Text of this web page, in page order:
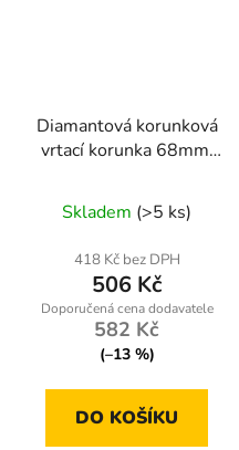
Diamantová korunková
vrtací korunka 68mm,
Skladem (>5 ks)
418 Kč bez DPH
506 Kč
582 Kč
(–13 %)
DO KOŠÍKU